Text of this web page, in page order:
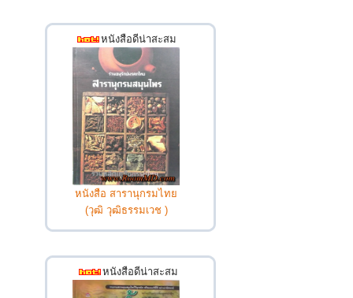
หนังสือดีน่าสะสม
หนังสือ สารานุกรมไทย
(วุฒิ วุฒิธรรมเวช )
หนังสือดีน่าสะสม